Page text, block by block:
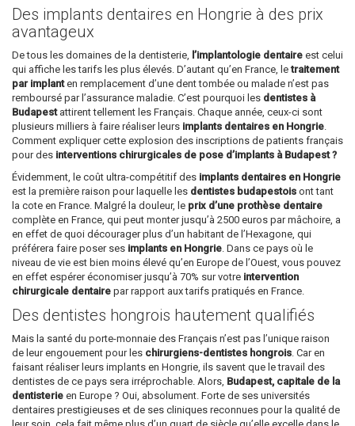
Des implants dentaires en Hongrie à des prix
avantageux
De tous les domaines de la dentisterie, l’implantologie dentaire est celui
qui affiche les tarifs les plus élevés. D’autant qu’en France, letraitement
par implanten remplacement d’une dent tombée ou malade n’est pas
remboursé par l’assurance maladie. C’est pourquoi les dentistes à
Budapestattirent tellement les Français. Chaque année, ceux-ci sont
plusieurs milliers à faire réaliser leurs implants dentaires en Hongrie.
Comment expliquer cette explosion des inscriptions de patients français
pour des interventions chirurgicales de pose d’implants à Budapest ?
Évidemment, le coût ultra-compétitif des implants dentaires en Hongrie
est la première raison pour laquelle les dentistes budapestois ont tant
la cote en France. Malgré la douleur, le prix d’une prothèse dentaire
complète en France, qui peut monter jusqu’à 2500 euros par mâchoire, a
en effet de quoi décourager plus d’un habitant de l’Hexagone, qui
préférera faire poser ses implants en Hongrie. Dans ce pays où le
niveau de vie est bien moins élevé qu’en Europe de l’Ouest, vous pouvez
en effet espérer économiser jusqu’à 70% sur votre intervention
chirurgicale dentaire par rapport aux tarifs pratiqués en France.
Des dentistes hongrois hautement qualifiés
Mais la santé du porte-monnaie des Français n’est pas l’unique raison
de leur engouement pour les chirurgiens-dentistes hongrois. Car en
faisant réaliser leurs implants en Hongrie, ils savent que le travail des
dentistes de ce pays sera irréprochable. Alors, Budapest, capitale de la
dentisterie en Europe ? Oui, absolument. Forte de ses universités
dentaires prestigieuses et de ses cliniques reconnues pour la qualité de